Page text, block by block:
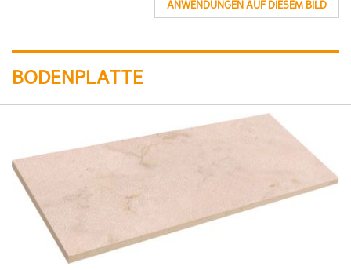
ANWENDUNGEN AUF DIESEM BILD
BODENPLATTE